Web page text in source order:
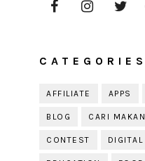
CATEGORIES
AFFILIATE APPS
BLOG CARI MAKAN
CONTEST DIGITAL